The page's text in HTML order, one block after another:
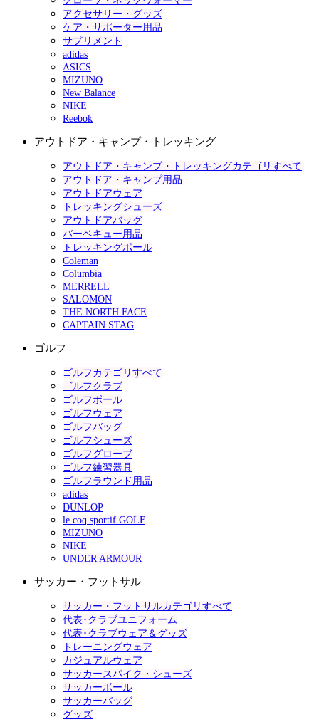
アクセサリー・グッズ
ケア・サポーター用品
サプリメント
adidas
ASICS
MIZUNO
New Balance
NIKE
Reebok
アウトドア・キャンプ・トレッキング
アウトドア・キャンプ・トレッキングカテゴリすべて
アウトドア・キャンプ用品
アウトドアウェア
トレッキングシューズ
アウトドアバッグ
バーベキュー用品
トレッキングポール
Coleman
Columbia
MERRELL
SALOMON
THE NORTH FACE
CAPTAIN STAG
ゴルフ
ゴルフカテゴリすべて
ゴルフクラブ
ゴルフボール
ゴルフウェア
ゴルフバッグ
ゴルフシューズ
ゴルフグローブ
ゴルフ練習器具
ゴルフラウンド用品
adidas
DUNLOP
le coq sportif GOLF
MIZUNO
NIKE
UNDER ARMOUR
サッカー・フットサル
サッカー・フットサルカテゴリすべて
代表･クラブユニフォーム
代表･クラブウェア＆グッズ
トレーニングウェア
カジュアルウェア
サッカースパイク・シューズ
サッカーボール
サッカーバッグ
グッズ